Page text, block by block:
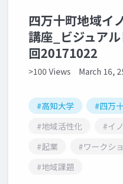
四万十町地域イ
講座_ビジュア
回20171022
>100 Views March 16,
#高知大学
#四万
#地域活性化
#イ
#起業
#ワークシ
#地域課題